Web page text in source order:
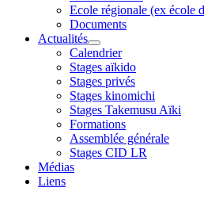
Ecole régionale (ex école
Documents
Actualités
Calendrier
Stages aïkido
Stages privés
Stages kinomichi
Stages Takemusu Aïki
Formations
Assemblée générale
Stages CID LR
Médias
Liens